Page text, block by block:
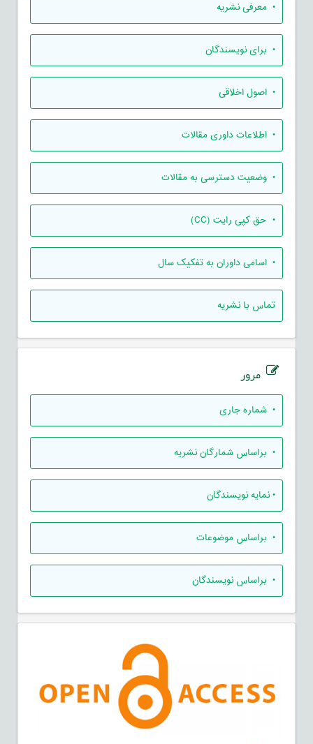
• معرفی نشریه
• برای نویسندگان
• اصول اخلاقی
• اطلاعات داوری مقالات
• وضعیت دسترسی به مقالات
• حق کپی رایت (CC)
• اسامی داوران به تفکیک سال
تماس با نشریه
مرور
• شماره جاری
• براساس شمارگان نشریه
•نمایه نویسندگان
• براساس موضوعات
• براساس نویسندگان